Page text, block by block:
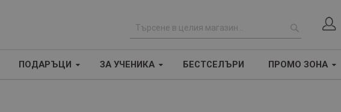
р
ТЪРСЕНЕ
ПОДАРЪЦИ ЗА УЧЕНИКА БЕСТСЕЛЪРИ ПРОМО ЗОНА